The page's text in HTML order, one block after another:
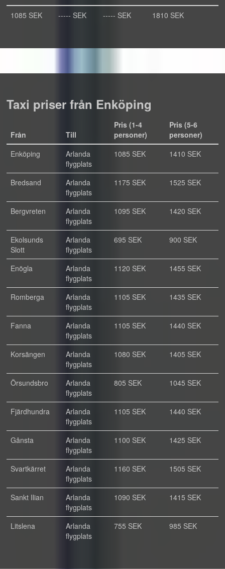
1085 SEK
----- SEK ----- SEK 1810 SEK
Taxi priser från Enköping
Från Till
Pris (1-4
personer)
Pris (5-6
personer)
Enköping
Arlanda
flygplats
1085 SEK 1410 SEK
Bredsand
Arlanda
flygplats
1175 SEK 1525 SEK
Bergvreten
Arlanda
flygplats
1095 SEK 1420 SEK
Ekolsunds
Slott
Arlanda
flygplats
695 SEK 900 SEK
Enögla
Arlanda
flygplats
1120 SEK 1455 SEK
Romberga
Arlanda
flygplats
1105 SEK 1435 SEK
Fanna
Arlanda
flygplats
1105 SEK 1440 SEK
Korsängen
Arlanda
flygplats
1080 SEK 1405 SEK
Örsundsbro
Arlanda
flygplats
805 SEK 1045 SEK
Fjärdhundra
Arlanda
flygplats
1105 SEK 1440 SEK
Gånsta
Arlanda
flygplats
1100 SEK 1425 SEK
Svartkärret
Arlanda
flygplats
1160 SEK 1505 SEK
Sankt Ilian
Arlanda
flygplats
1090 SEK 1415 SEK
Litslena
Arlanda
flygplats
755 SEK 985 SEK